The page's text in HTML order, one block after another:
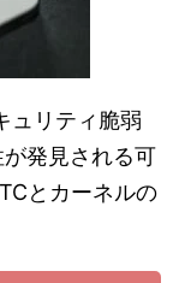
ュリティ脆弱
発見される可
とカーネルの